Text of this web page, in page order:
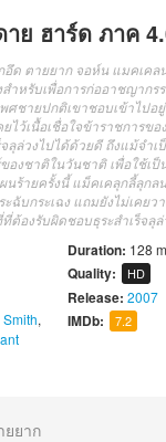
ย ฮาร์ด ภาค
ด ตายยาก จอห์น แมคเค
ำหรับเพื่อการก่ออาชญาก
ชายปกติเขาชอบเข้าไปอ
ว้เนื้อเชื่อใจข้าราชการข
จลุล่วงไปได้ด้วยดี ถึงแม้จ
งชาติในวันชาติ เพื่อใช้เ
ายครั้งนี้ แม็คเคลุกลี้ลุกล
บกระเฉง แถมยังไม่เคยว
องรับผิดชอบธุระสำเร็จ
,
Duration: 128
Quality: HD
Release:2007
IMDb: 7.2
ยาก